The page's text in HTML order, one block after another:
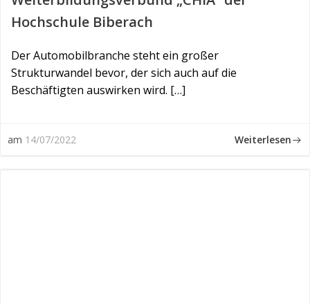
Hochschule Biberach
Der Automobilbranche steht ein großer
Strukturwandel bevor, der sich auch auf die
Beschäftigten auswirken wird. […]
am 14/07/2022 Weiterlesen